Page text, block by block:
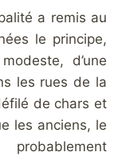
a remis au
le principe,
d’une
les rues de la
de chars et
les anciens, le